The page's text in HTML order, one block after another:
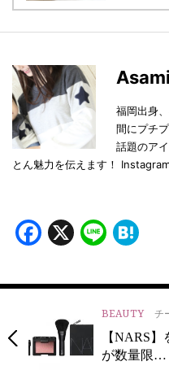
Asami
福岡出身
間にプチ
話題のア
とん魅力を伝えます！
Facebook
X Line
BEAUTY チ
【NARS
が数量限…